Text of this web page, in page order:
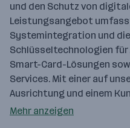
und den Schutz von
Leistungsangebot
Systemintegration und
Schlüsseltechnologien
Smart-Card-Lösungen
Services. Mit einer auf
Ausrichtung und einem
Mehr anzeigen